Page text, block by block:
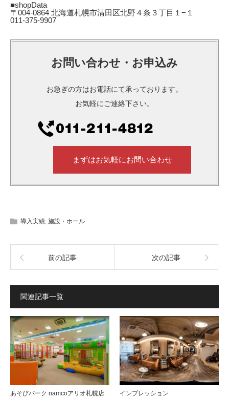
■shopData
〒004-0864 北海道札幌市清田区北野４条３丁目１−１
011-375-9907
お問い合わせ・お申込み
お急ぎの方はお電話にて承っております。
お気軽にご連絡下さい。
まずはお気軽にお問い合わせ
導入実績, 施設・ホール
前の記事 次の記事
関連記事一覧
あそびパーク namcoアリオ札幌店 インプレッション